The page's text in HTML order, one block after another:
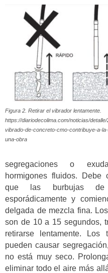
Figura 2. Retirar el vibrador lentamente.
https://diariodecolima.com/noticias/
vibrado-de-concreto-cmo-contribuye-a-
una-obra
segregaciones o
hormigones fluidos. Debe
que las burbujas de
esporádicamente y
delgada de mezcla fina.
son de 10 a 15 segundos,
retirarse lentamente. Los
pueden causar
no está muy seco.
eliminar todo el aire más